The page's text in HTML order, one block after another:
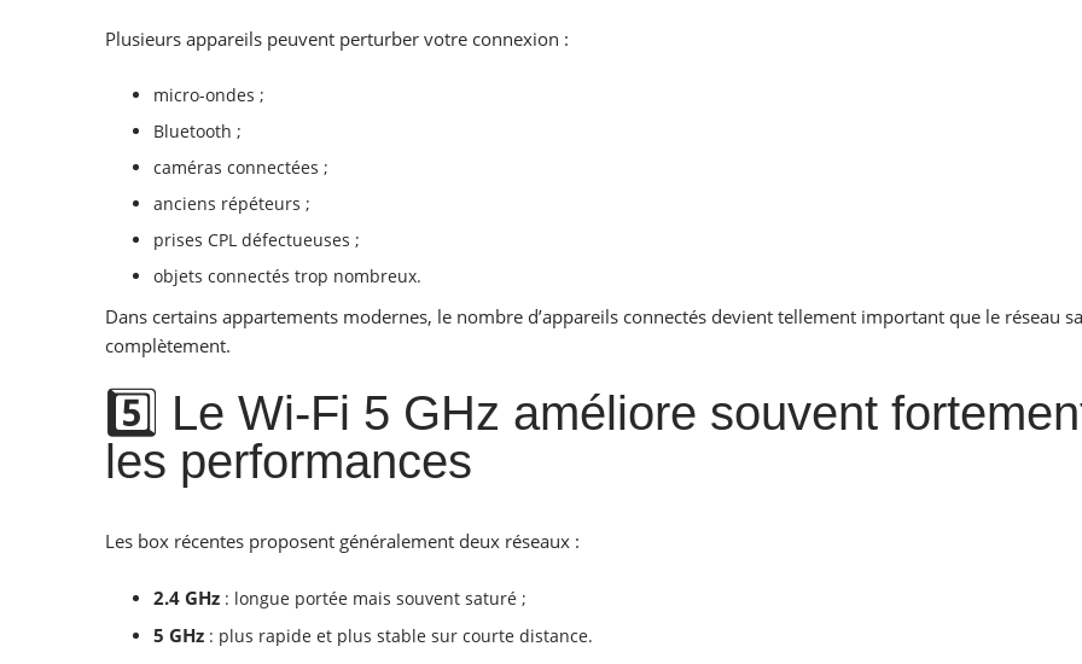
Plusieurs appareils peuvent perturber votre connexion :
micro-ondes ;
Bluetooth ;
caméras connectées ;
anciens répéteurs ;
prises CPL défectueuses ;
objets connectés trop nombreux.
Dans certains appartements modernes, le nombre d’appareils connectés devient tellement important que le réseau
complètement.
5️⃣ Le Wi-Fi 5 GHz améliore souvent
les performances
Les box récentes proposent généralement deux réseaux :
2.4 GHz : longue portée mais souvent saturé ;
5 GHz : plus rapide et plus stable sur courte distance.